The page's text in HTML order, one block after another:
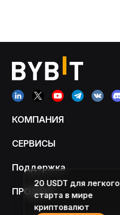
КОМПАНИЯ
СЕРВИСЫ
Поддержка
ПРОДУКТ
20 USDT для легкого
старта в мире
криптовалют